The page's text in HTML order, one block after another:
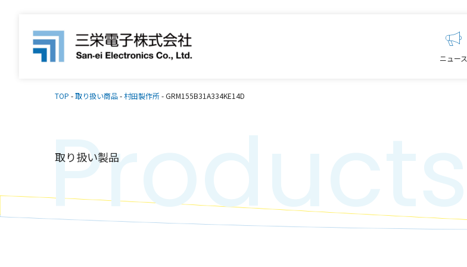
ニュース
TOP -取り扱い商品-村田製作所-GRM155B31A334KE14D
取り扱い製品
Products